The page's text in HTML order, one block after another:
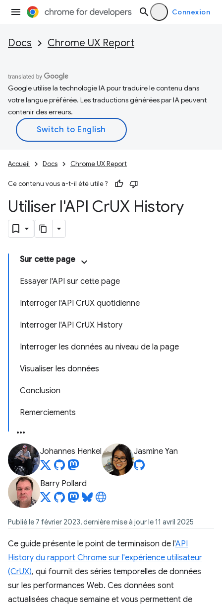
Connexion
Docs Chrome UX Report
Google utilise la technologie IA pour traduire le contenu dans
votre langue préférée. Les traductions générées par IA peuvent
contenir des erreurs.
Accueil Docs Chrome UX Report
Ce contenu vous a-t-il été utile ?
Utiliser l'API CrUX History
Sur cette page
Essayer l'API sur cette page
Interroger l'API CrUX quotidienne
Interroger l'API CrUX History
Interroger les données au niveau de la page
Visualiser les données
Conclusion
Remerciements
Johannes Henkel Jasmine Yan
Barry Pollard
Publié le 7 février 2023, dernière mise à jour le 11 avril 2025
Ce guide présente le point de terminaison de l'API
History du rapport Chrome sur l'expérience utilisateur
(CrUX), qui fournit des séries temporelles de données
sur les performances Web. Ces données sont
actualisées chaque semaine et vous permettent de